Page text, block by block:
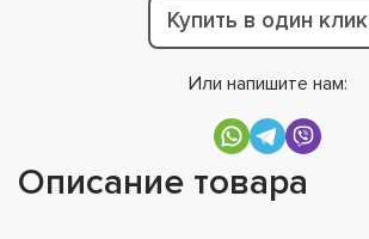
Купить в один клик
Или напишите нам:
Описание товара